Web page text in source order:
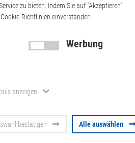
Outdoor Tablet 8160mAh IP68 iOT4 (…
i.Safe
8160mAh
verformt,
Artikel-Nummer:10071626
zu bieten. Indem Sie auf "Akzeptieren"
Richtlinien einverstanden.
Werbung
anzeigen
bestätigen Alle auswählen